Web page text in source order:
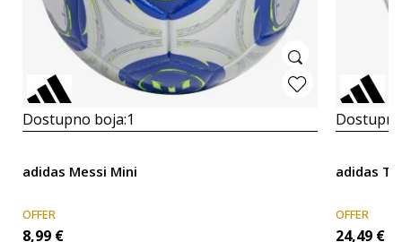
Dostupno boja:1
adidas Messi Mini
OFFER
8,99 €
adidas
OFFER
24,49 €